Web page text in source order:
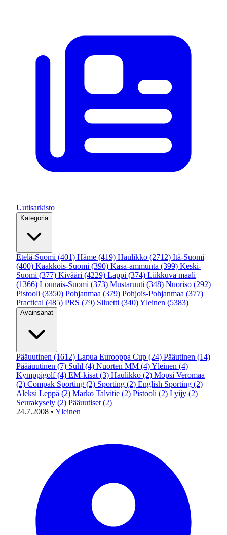
Uutisarkisto
Kategoria
Etelä-Suomi (401) Häme (419) Haulikko (2712) Itä-Suomi
(400) Kaakkois-Suomi (390) Kasa-ammunta (399) Keski-
Suomi (377) Kivääri (4229) Lappi (374) Liikkuva maali
(1366) Lounais-Suomi (373) Mustaruuti (348) Nuoriso (292)
Pistooli (3350) Pohjanmaa (379) Pohjois-Pohjanmaa (377)
Practical (485) PRS (79) Siluetti (340)Yleinen (5383)
Avainsanat
Pääuutinen (1612) Lapua Eurooppa Cup (24) Pääutinen (14)
Päääuutinen (7) Suhl (4) Nuorten MM (4)Yleinen (4)
Kymppigolf (4) EM-kisat (3) Haulikko (2) Mopsi Veromaa
(2) Compak Sporting (2) Sporting (2) English Sporting (2)
Aleksi Leppä (2) Marko Talvitie (2) Pistooli (2) Lyijy (2)
Seurakysely (2) Pääuutiset (2)
24.7.2008 • Yleinen